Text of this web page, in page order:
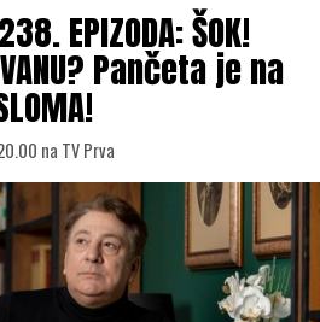
EPIZODA: ŠOK!
Pančeta je na
na TV Prva